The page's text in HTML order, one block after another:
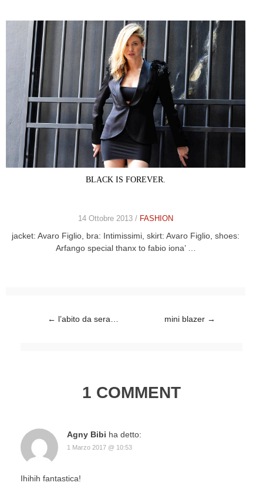
BLACK IS FOREVER.
14 Ottobre 2013 / FASHION
jacket: Avaro Figlio, bra: Intimissimi, skirt: Avaro Figlio, shoes:
Arfango special thanx to fabio iona’ …
Post navigation
← l’abito da sera… mini blazer →
1 COMMENT
Agny Bibi ha detto:
1 Marzo 2017 @ 10:53
Ihihih fantastica!